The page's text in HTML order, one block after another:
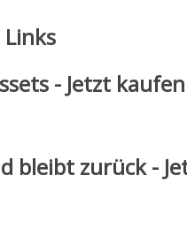
- Jetzt
bleibt zurück -